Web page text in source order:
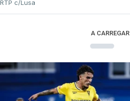
RTP c/Lusa
A CARREGAR